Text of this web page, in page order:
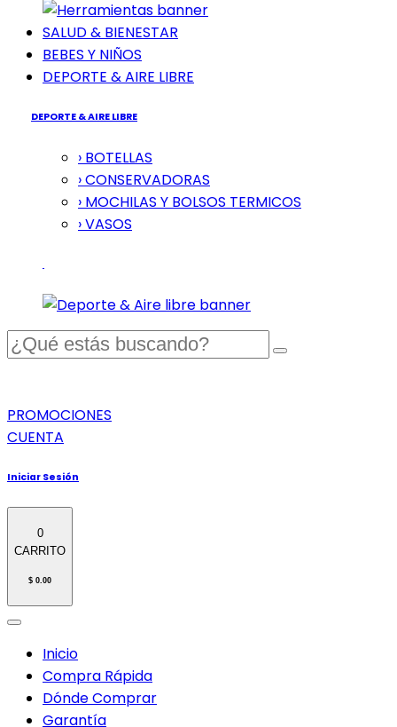
SALUD & BIENESTAR
BEBES Y NIÑOS
DEPORTE & AIRE LIBRE
DEPORTE & AIRE LIBRE
› BOTELLAS
› CONSERVADORAS
› MOCHILAS Y BOLSOS TERMICOS
› VASOS
PROMOCIONES
CUENTA
Iniciar Sesión
0
CARRITO
$ 0.00
Inicio
Compra Rápida
Dónde Comprar
Garantía